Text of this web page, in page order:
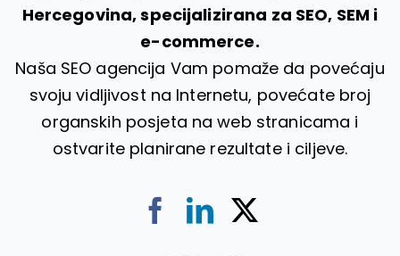
Hercegovina, specijalizirana za SEO, SEM i
e-commerce.
Naša SEO agencija Vam pomaže da povećaju
svoju vidljivost na Internetu, povećate broj
organskih posjeta na web stranicama i
ostvarite planirane rezultate i ciljeve.